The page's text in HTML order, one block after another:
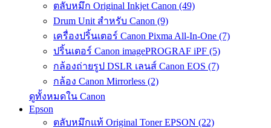
ตลับหมึก Original Inkjet Canon (49)
Drum Unit สำหรับ Canon (9)
เครื่องปริ้นเตอร์ Canon Pixma All-In-One (7)
ปริ้นเตอร์ Canon imagePROGRAF iPF (5)
กล้องถ่ายรูป DSLR เลนส์ Canon EOS (7)
กล้อง Canon Mirrorless (2)
ดูทั้งหมดใน Canon
Epson
ตลับหมึกแท้ Original Toner EPSON (22)